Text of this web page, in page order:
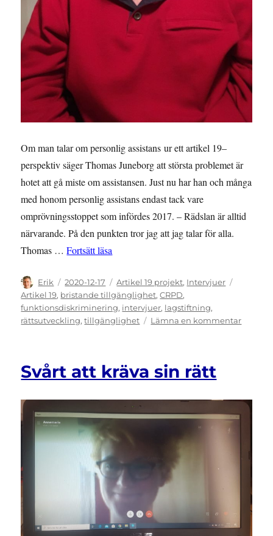
Om man talar om personlig assistans ur ett artikel 19–
perspektiv säger Thomas Juneborg att största problemet är
hotet att gå miste om assistansen. Just nu har han och många
med honom personlig assistans endast tack vare
omprövningsstoppet som infördes 2017. – Rädslan är alltid
närvarande. På den punkten tror jag att jag talar för alla.
Thomas …Fortsätt läsa
Författare
Erik
Publicerat
den
2020-12-17 Kategorier
Artikel 19 projekt, Intervjuer
Artikel 19, bristande tillgänglighet,CRPD,
funktionsdiskriminering, intervjuer, lagstiftning,
rättsutveckling,tillgänglighet Lämna en kommentartill
Svårt att kräva sin rätt